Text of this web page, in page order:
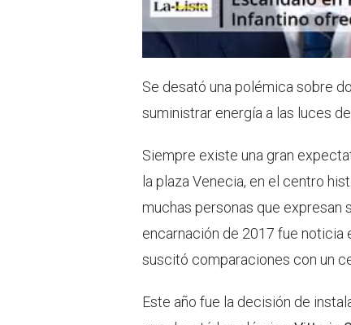
Se desató una polémica sobre
suministrar energía a las luces
Siempre existe una gran
la plaza Venecia, en el centro
muchas personas que expresan
encarnación de 2017 fue noticia
suscitó comparaciones con un
Este año fue la decisión de